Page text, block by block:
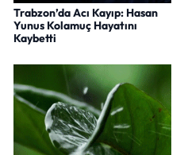
Trabzon’da Acı Kayıp: Hasan
Yunus Kolamuç Hayatını
Kaybetti